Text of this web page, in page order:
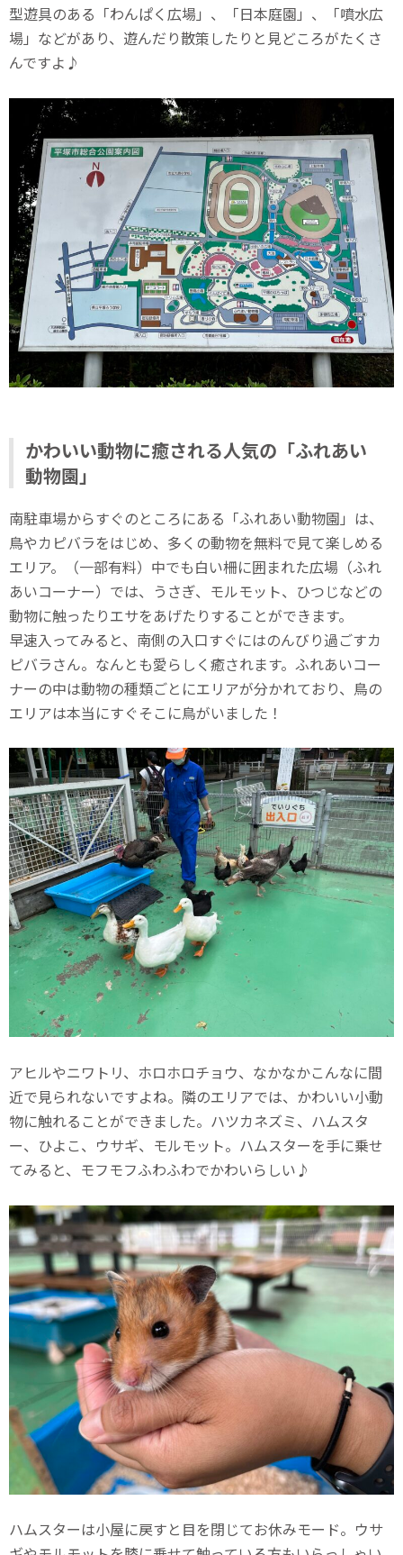
型遊具のある「わんぱく広場」、「日本庭園」、「噴水広
場」などがあり、遊んだり散策したりと見どころがたくさ
んですよ♪
かわいい動物に癒される人気の「ふれあい
動物園」
南駐車場からすぐのところにある「ふれあい動物園」は、
鳥やカピバラをはじめ、多くの動物を無料で見て楽しめる
エリア。（一部有料）中でも白い柵に囲まれた広場（ふれ
あいコーナー）では、うさぎ、モルモット、ひつじなどの
動物に触ったりエサをあげたりすることができます。
早速入ってみると、南側の入口すぐにはのんびり過ごすカ
ピバラさん。なんとも愛らしく癒されます。ふれあいコー
ナーの中は動物の種類ごとにエリアが分かれており、鳥の
エリアは本当にすぐそこに鳥がいました！
アヒルやニワトリ、ホロホロチョウ、なかなかこんなに間
近で見られないですよね。隣のエリアでは、かわいい小動
物に触れることができました。ハツカネズミ、ハムスタ
ー、ひよこ、ウサギ、モルモット。ハムスターを手に乗せ
てみると、モフモフふわふわでかわいらしい♪
ハムスターは小屋に戻すと目を閉じてお休みモード。ウサ